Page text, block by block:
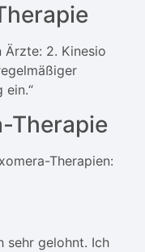
Ärzte: 2. Kinesio
ein.“
Therapie
Therapien:
sehr gelohnt. Ich